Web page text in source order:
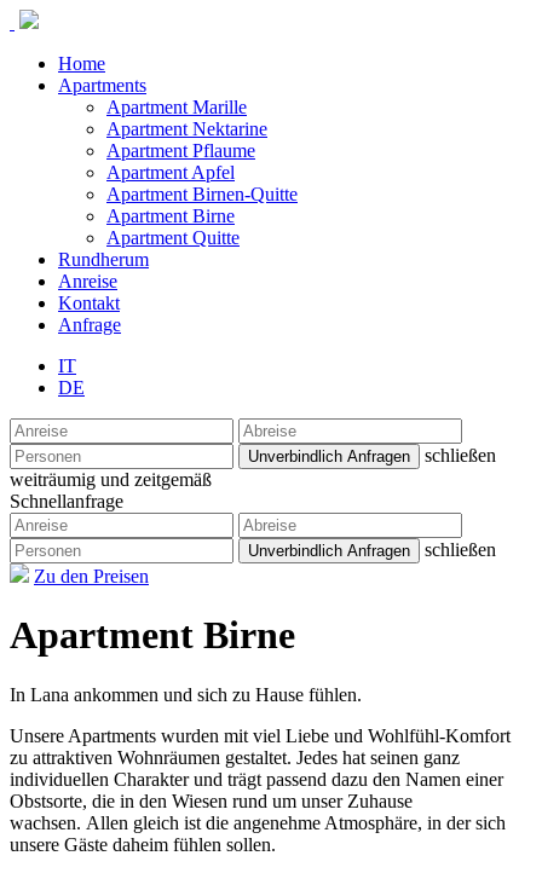
Home
Apartments
Apartment Marille
Apartment Nektarine
Apartment Pflaume
Apartment Apfel
Apartment Birnen-Quitte
Apartment Birne
Apartment Quitte
Rundherum
Anreise
Kontakt
Anfrage
IT
DE
schließen
weiträumig und zeitgemäß
Schnellanfrage
schließen
Zu den Preisen
Apartment Birne
In Lana ankommen und sich zu Hause fühlen.
Unsere Apartments wurden mit viel Liebe und Wohlfühl-Komfort
zu attraktiven Wohnräumen gestaltet. Jedes hat seinen ganz
individuellen Charakter und trägt passend dazu den Namen einer
Obstsorte, die in den Wiesen rund um unser Zuhause
wachsen. Allen gleich ist die angenehme Atmosphäre, in der sich
unsere Gäste daheim fühlen sollen.